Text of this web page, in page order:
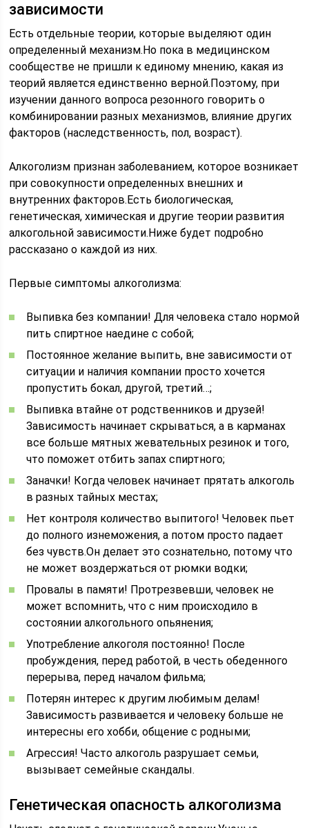
зависимости
Есть отдельные теории, которые выделяют один
определенный механизм.Но пока в медицинском
сообществе не пришли к единому мнению, какая из
теорий является единственно верной.Поэтому, при
изучении данного вопроса резонного говорить о
комбинировании разных механизмов, влияние других
факторов (наследственность, пол, возраст).
Алкоголизм признан заболеванием, которое возникает
при совокупности определенных внешних и
внутренних факторов.Есть биологическая,
генетическая, химическая и другие теории развития
алкогольной зависимости.Ниже будет подробно
рассказано о каждой из них.
Первые симптомы алкоголизма:
Выпивка без компании! Для человека стало нормой
пить спиртное наедине с собой;
Постоянное желание выпить, вне зависимости от
ситуации и наличия компании просто хочется
пропустить бокал, другой, третий…;
Выпивка втайне от родственников и друзей!
Зависимость начинает скрываться, а в карманах
все больше мятных жевательных резинок и того,
что поможет отбить запах спиртного;
Заначки! Когда человек начинает прятать алкоголь
в разных тайных местах;
Нет контроля количество выпитого! Человек пьет
до полного изнеможения, а потом просто падает
без чувств.Он делает это сознательно, потому что
не может воздержаться от рюмки водки;
Провалы в памяти! Протрезвевши, человек не
может вспомнить, что с ним происходило в
состоянии алкогольного опьянения;
Употребление алкоголя постоянно! После
пробуждения, перед работой, в честь обеденного
перерыва, перед началом фильма;
Потерян интерес к другим любимым делам!
Зависимость развивается и человеку больше не
интересны его хобби, общение с родными;
Агрессия! Часто алкоголь разрушает семьи,
вызывает семейные скандалы.
Генетическая опасность алкоголизма